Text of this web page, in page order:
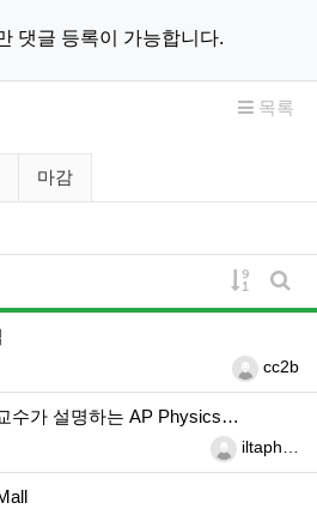
댓글 등록이 가능합니다.
목록
록마감
게시물
게
등록자cc2b
수가 설명하는 AP Physics…
등록자iltaph…